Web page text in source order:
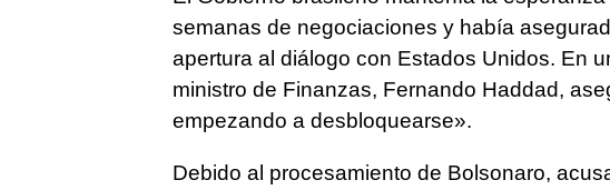
semanas de negociaciones y había
apertura al diálogo con Estados Unidos. En
ministro de Finanzas, Fernando Haddad,
empezando a desbloquearse».
Debido al procesamiento de Bolsonaro,